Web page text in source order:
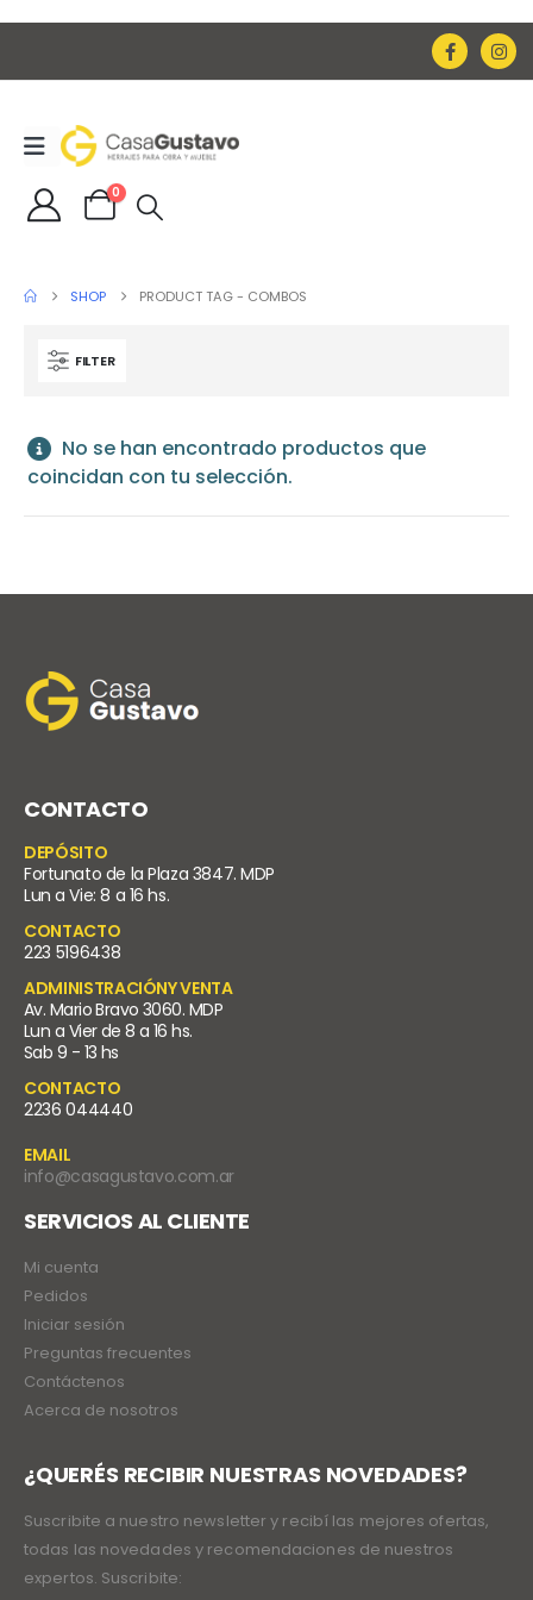
0
SHOP PRODUCT TAG - COMBOS
FILTER
No se han encontrado productos que
coincidan con tu selección.
CONTACTO
DEPÓSITO
Fortunato de la Plaza 3847. MDP
Lun a Vie: 8 a 16 hs.
CONTACTO
223 5196438
ADMINISTRACIÓNY VENTA
Av. Mario Bravo 3060. MDP
Lun a Vier de 8 a 16 hs.
Sab 9 - 13 hs
CONTACTO
2236 044440
EMAIL
info@casagustavo.com.ar
SERVICIOS AL CLIENTE
Mi cuenta
Pedidos
Iniciar sesión
Preguntas frecuentes
Contáctenos
Acerca de nosotros
¿QUERÉS RECIBIR NUESTRAS NOVEDADES?
Suscribite a nuestro newsletter y recibí las mejores ofertas,
todas las novedades y recomendaciones de nuestros
expertos. Suscribite: